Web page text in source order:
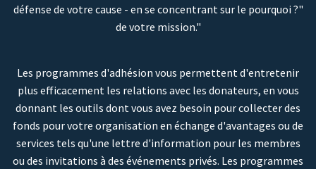
défense de votre cause - en se concentrant sur le pourquoi ?"
de votre mission."
Les programmes d'adhésion vous permettent d'entretenir
plus efficacement les relations avec les donateurs, en vous
donnant les outils dont vous avez besoin pour collecter des
fonds pour votre organisation en échange d'avantages ou de
services tels qu'une lettre d'information pour les membres
ou des invitations à des événements privés. Les programmes